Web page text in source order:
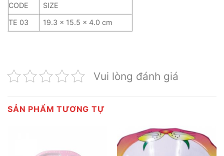
CODE
SIZE
TE 03
19.3 x 15.5 x 4.0 cm
Vui lòng đánh giá
SẢN PHẨM TƯƠNG TỰ